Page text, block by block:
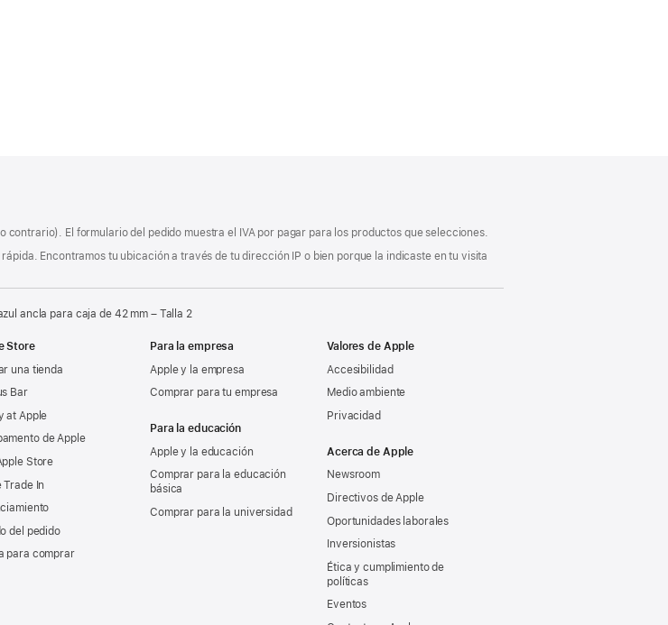
El formulario del pedido muestra el IVA por pagar para los productos que selecciones.
Encontramos tu ubicación a través de tu dirección IP o bien porque la indicaste en tu visita
ancla para caja de 42 mm – Talla 2
Store
una tienda
Bar
at Apple
de Apple
Store
Trade In
del pedido
para comprar
Para la empresa
Apple y la empresa
Comprar para tu empresa
Para la educación
Apple y la educación
Comprar para la educación
básica
Comprar para la universidad
Valores de Apple
Accesibilidad
Medio ambiente
Privacidad
Acerca de Apple
Newsroom
Directivos de Apple
Oportunidades laborales
Inversionistas
Ética y cumplimiento de
políticas
Eventos